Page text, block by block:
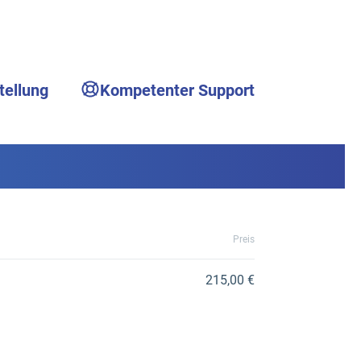
Kompetenter Support
Preis
215,00 €